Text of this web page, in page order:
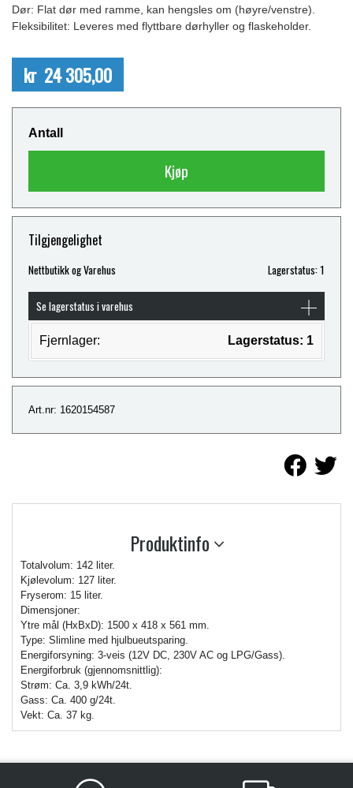
Dør: Flat dør med ramme, kan hengsles om (høyre/venstre).
Fleksibilitet: Leveres med flyttbare dørhyller og flaskeholder.
kr 24 305,00
Antall
Kjøp
Tilgjengelighet
Nettbutikk og Varehus Lagerstatus: 1
Se lagerstatus i varehus
Fjernlager: Lagerstatus: 1
Art.nr: 1620154587
Produktinfo
Totalvolum: 142 liter.
Kjølevolum: 127 liter.
Fryserom: 15 liter.
Dimensjoner:
Ytre mål (HxBxD): 1500 x 418 x 561 mm.
Type: Slimline med hjulbueutsparing.
Energiforsyning: 3-veis (12V DC, 230V AC og LPG/Gass).
Energiforbruk (gjennomsnittlig):
Strøm: Ca. 3,9 kWh/24t.
Gass: Ca. 400 g/24t.
Vekt: Ca. 37 kg.